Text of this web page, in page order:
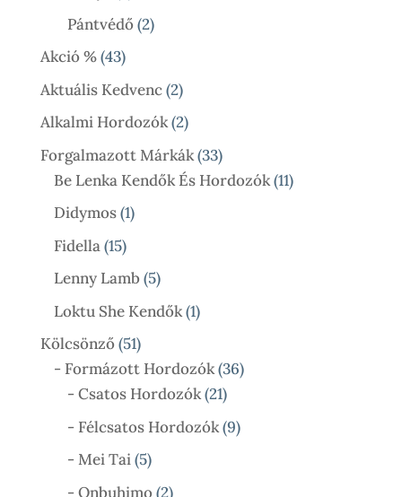
Termék
Pántvédő 22
Akció % 4343
Termék
Aktuális Kedvenc 22
Termék
Alkalmi Hordozók 22
Termék
Forgalmazott Márkák 3333
Termék
Be Lenka Kendők És Hordozók 1111
Didymos 11
Fidella 1515
Termék
Lenny Lamb 55
Termék
Loktu She Kendők 11
Kölcsönző 5151
Termék
- Formázott Hordozók 3636
- Csatos Hordozók 2121
Termék
- Félcsatos Hordozók 99
- Mei Tai 55
Termék
- Onbuhimo 22